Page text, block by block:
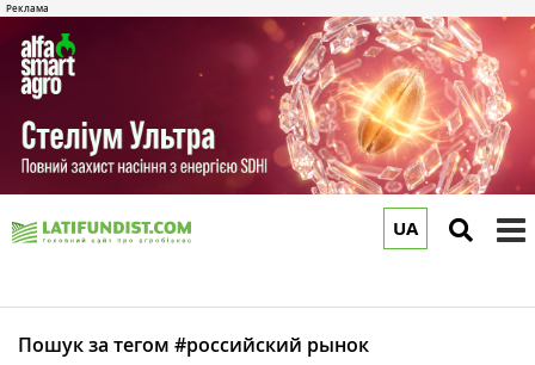
UA
Пошук за тегом #российский рынок